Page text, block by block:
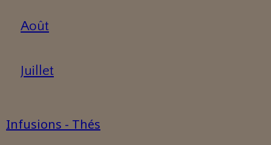
Août
Juillet
Infusions - Thés